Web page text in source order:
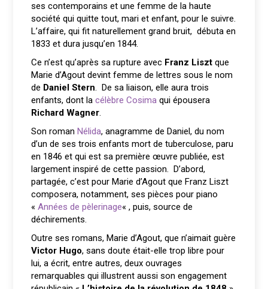
ses contemporains et une femme de la haute
société qui quitte tout, mari et enfant, pour le suivre.
L’affaire, qui fit naturellement grand bruit, débuta en
1833 et dura jusqu’en 1844.
Ce n’est qu’après sa rupture avec Franz Liszt que
Marie d’Agout devint femme de lettres sous le nom
de Daniel Stern. De sa liaison, elle aura trois
enfants, dont lacélèbre Cosima qui épousera
Richard Wagner.
Son roman Nélida, anagramme de Daniel, du nom
d’un de ses trois enfants mort de tuberculose, paru
en 1846 et qui est sa première œuvre publiée, est
largement inspiré de cette passion. D’abord,
partagée, c’est pour Marie d’Agout que Franz Liszt
composera, notamment, ses pièces pour piano
«Années de pèlerinage« , puis, source de
déchirements.
Outre ses romans, Marie d’Agout, que n’aimait guère
Victor Hugo, sans doute était-elle trop libre pour
lui, a écrit, entre autres, deux ouvrages
remarquables qui illustrent aussi son engagement